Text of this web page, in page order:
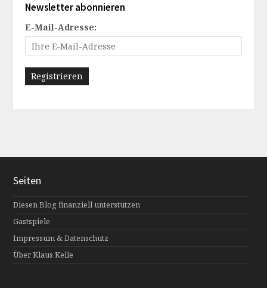
Newsletter abonnieren
E-Mail-Adresse:
Seiten
Diesen Blog finanziell unterstützen
Gastspiele
Impressum & Datenschutz
Über Klaus Kelle